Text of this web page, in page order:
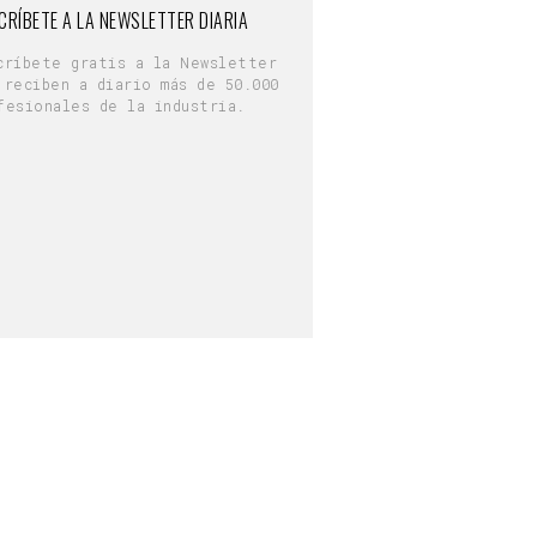
A LA NEWSLETTER DIARIA
gratis a la Newsletter
reciben a diario más de 50.000
de la industria.